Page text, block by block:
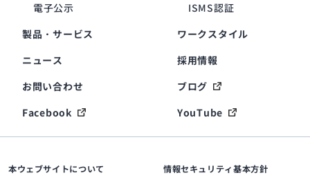
電子公示
ISMS認証
製品・サービス
ワークスタイル
ニュース
採用情報
お問い合わせ
ブログ
Facebook
YouTube
本ウェブサイトについて 情報セキュリティ基本方針